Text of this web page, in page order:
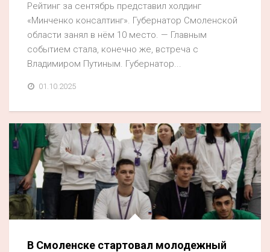
Рейтинг за сентябрь представил холдинг
«Минченко консалтинг». Губернатор Смоленской
области занял в нём 10 место. — Главным
событием стала, конечно же, встреча с
Владимиром Путиным. Губернатор...
01.10.2025
В Смоленске стартовал молодежный